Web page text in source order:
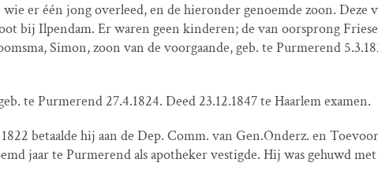
wie er één jong overleed, en de hieronder genoemde zoon.
bij Ilpendam. Er waren geen kinderen; de van oorsprong
Simon, zoon van de voorgaande, geb. te Purmerend
te Purmerend 27.4.1824. Deed 23.12.1847 te Haarlem examen.
betaalde hij aan de Dep. Comm. van Gen.Onderz. en
jaar te Purmerend als apotheker vestigde. Hij was gehuwd met